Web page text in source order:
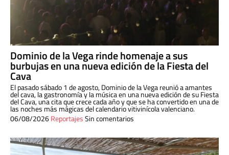
Dominio de la Vega rinde homenaje a sus
burbujas en una nueva edición de la Fiesta del
Cava
El pasado sábado 1 de agosto, Dominio de la Vega reunió a amantes
del cava, la gastronomía y la música en una nueva edición de su Fiesta
del Cava, una cita que crece cada año y que se ha convertido en una de
las noches más mágicas del calendario vitivinícola valenciano.
06/08/2026ReportajesSin comentarios